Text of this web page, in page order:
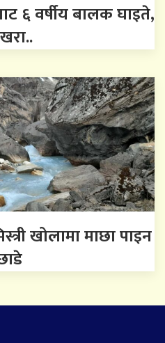
६ वर्षीय बालक घाइते,
खोलामा माछा पाइन